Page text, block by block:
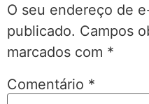
O seu endereço de
publicado. Campos
marcados com *
Comentário *